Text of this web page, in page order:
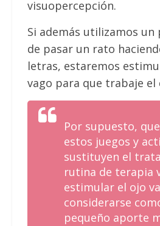
visuopercepción.
Si además utilizamos un
de pasar un rato
letras, estaremos
vago para que trabaje el
Por supuesto,
estos juegos y
sustituyen el
rutina de terapia
estimular el ojo
considerarse
pequeño aporte